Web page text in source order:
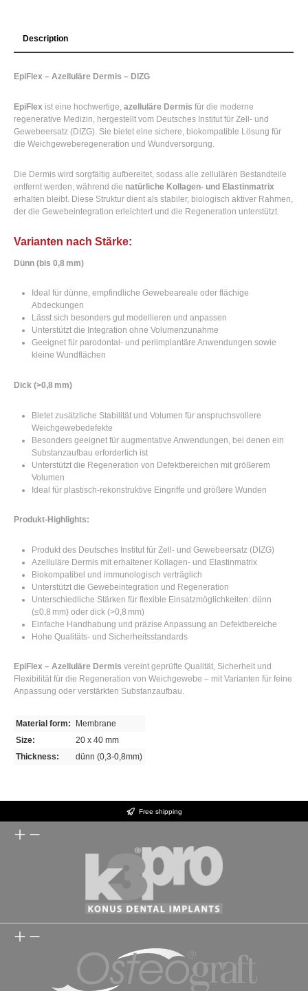
Description
EpiFlex – Azelluläre Dermis – DIZG
EpiFlex ist eine hochwertige, azelluläre Dermis für die moderne
regenerative Medizin, hergestellt vom Deutsches Institut für Zell- und
Gewebeersatz (DIZG). Sie bietet eine sichere, biokompatible Lösung für
die Weichgeweberegeneration und Wundversorgung.
Die Dermis wird sorgfältig aufbereitet, sodass alle zellulären Bestandteile
entfernt werden, während die natürliche Kollagen- und Elastinmatrix
erhalten bleibt. Diese Struktur dient als stabiler, biologisch aktiver Rahmen,
der die Gewebeintegration erleichtert und die Regeneration unterstützt.
Varianten nach Stärke:
Dünn (bis 0,8 mm)
Ideal für dünne, empfindliche Gewebeareale oder flächige
Abdeckungen
Lässt sich besonders gut modellieren und anpassen
Unterstützt die Integration ohne Volumenzunahme
Geeignet für parodontal- und periimplantäre Anwendungen sowie
kleine Wundflächen
Dick (>0,8 mm)
Bietet zusätzliche Stabilität und Volumen für anspruchsvollere
Weichgewebedefekte
Besonders geeignet für augmentative Anwendungen, bei denen ein
Substanzaufbau erforderlich ist
Unterstützt die Regeneration von Defektbereichen mit größerem
Volumen
Ideal für plastisch-rekonstruktive Eingriffe und größere Wunden
Produkt-Highlights:
Produkt des Deutsches Institut für Zell- und Gewebeersatz (DIZG)
Azelluläre Dermis mit erhaltener Kollagen- und Elastinmatrix
Biokompatibel und immunologisch verträglich
Unterstützt die Gewebeintegration und Regeneration
Unterschiedliche Stärken für flexible Einsatzmöglichkeiten: dünn
(≤0,8 mm) oder dick (>0,8 mm)
Einfache Handhabung und präzise Anpassung an Defektbereiche
Hohe Qualitäts- und Sicherheitsstandards
EpiFlex – Azelluläre Dermis vereint geprüfte Qualität, Sicherheit und
Flexibilität für die Regeneration von Weichgewebe – mit Varianten für feine
Anpassung oder verstärkten Substanzaufbau.
Material form:
Membrane
Size:
20 x 40 mm
Thickness:
dünn (0,3-0,8mm)
Free shipping